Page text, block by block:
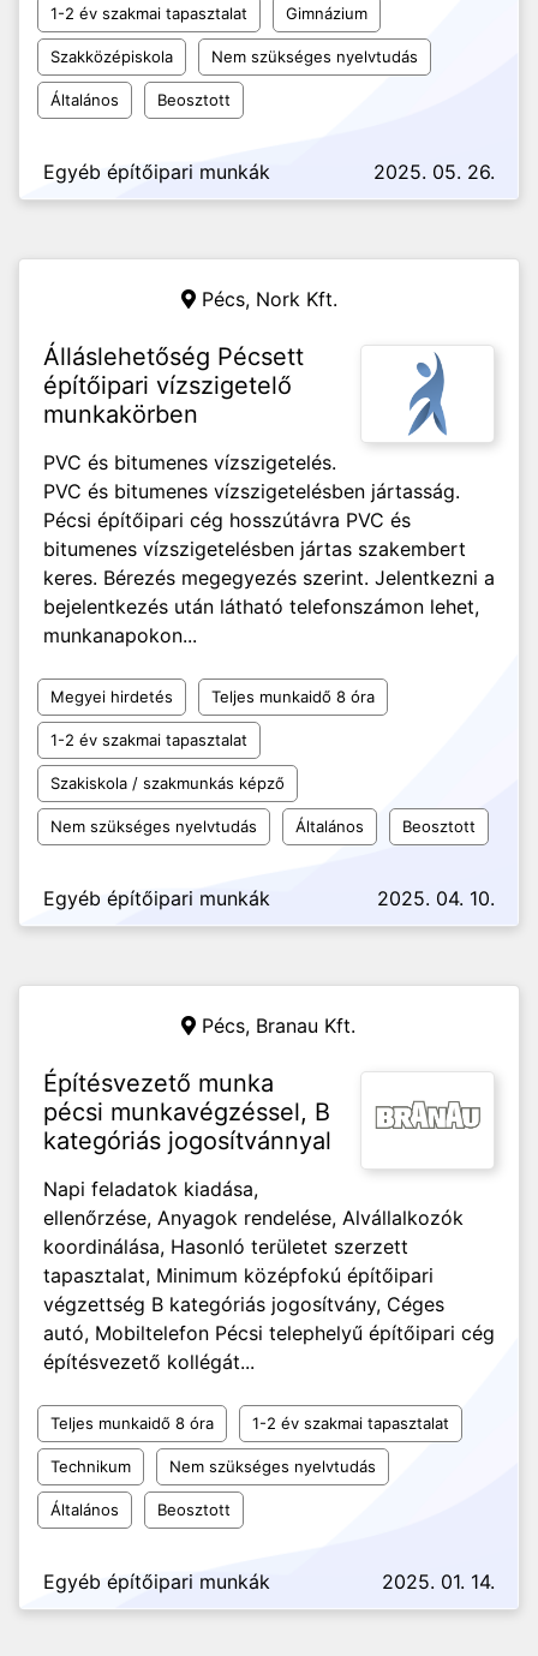
1-2 év szakmai tapasztalat Gimnázium
Szakközépiskola Nem szükséges nyelvtudás
Általános Beosztott
Egyéb építőipari munkák 2025. 05. 26.
Pécs, Nork Kft.
Álláslehetőség Pécsett
építőipari vízszigetelő
munkakörben
PVC és bitumenes vízszigetelés.
PVC és bitumenes vízszigetelésben jártasság.
Pécsi építőipari cég hosszútávra PVC és
bitumenes vízszigetelésben jártas szakembert
keres. Bérezés megegyezés szerint. Jelentkezni a
bejelentkezés után látható telefonszámon lehet,
munkanapokon...
Megyei hirdetés Teljes munkaidő 8 óra
1-2 év szakmai tapasztalat
Szakiskola / szakmunkás képző
Nem szükséges nyelvtudás Általános Beosztott
Egyéb építőipari munkák 2025. 04. 10.
Pécs, Branau Kft.
Építésvezető munka
pécsi munkavégzéssel, B
kategóriás jogosítvánnyal
Napi feladatok kiadása,
ellenőrzése, Anyagok rendelése, Alvállalkozók
koordinálása, Hasonló területet szerzett
tapasztalat, Minimum középfokú építőipari
végzettség B kategóriás jogosítvány, Céges
autó, Mobiltelefon Pécsi telephelyű építőipari cég
építésvezető kollégát...
Teljes munkaidő 8 óra 1-2 év szakmai tapasztalat
Technikum Nem szükséges nyelvtudás
Általános Beosztott
Egyéb építőipari munkák 2025. 01. 14.